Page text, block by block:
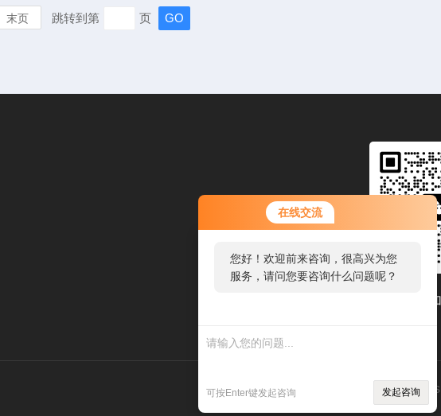
在线交流
您好！欢迎前来咨询，很高兴为您
服务，请问您要咨询什么问题呢？
可按Enter键发起咨询 发起咨询
压缩机制造真空，降低水的沸点，从而得到更好的蒸馏水和更
耗。MVR（机械蒸汽再压缩）：将蒸...
末页 跳转到第 页
扫码
技术支持： 管理登录